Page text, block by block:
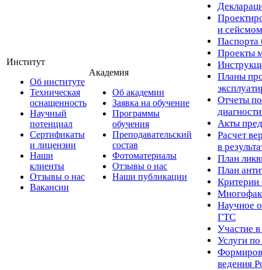
Институт
Об институте
Техническая
оснащенность
Научный
потенциал
Сертификаты
и лицензии
Наши
клиенты
Отзывы о нас
Вакансии
Академия
Об академии
Заявка на обучение
Программы
обучения
Преподавательский
состав
Фотоматериалы
Отзывы о нас
Наши публикации
и
Паспорта
Проекты
Планы
Отчеты по
Акты
Расчет
в
План
План
Критерии
Научное
ГТС
Участие
Услуги
ведения